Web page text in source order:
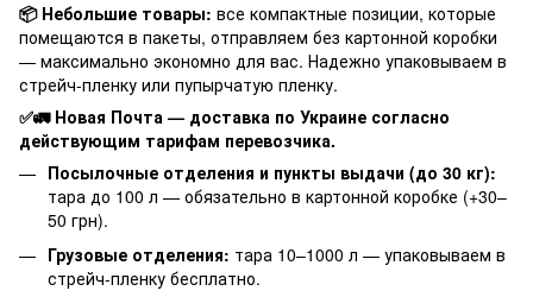
📦 Небольшие товары: все компактные позиции, которые
помещаются в пакеты, отправляем без картонной коробки
— максимально экономно для вас. Надежно упаковываем в
стрейч-пленку или пупырчатую пленку.
✅🚛 Новая Почта — доставка по Украине согласно
действующим тарифам перевозчика.
Посылочные отделения и пункты выдачи (до 30 кг):
тара до 100 л — обязательно в картонной коробке (+30–
50 грн).
Грузовые отделения: тара 10–1000 л — упаковываем в
стрейч-пленку бесплатно.